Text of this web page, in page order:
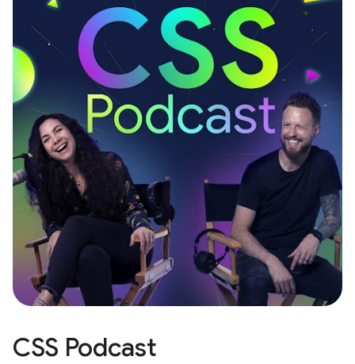
CSS Podcast